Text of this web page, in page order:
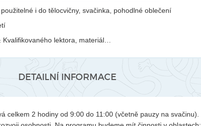
i do tělocvičny, svačinka, pohodlné oblečení
Kvalifikovaného lektora, materiál…
DETAILNÍ INFORMACE
celkem 2 hodiny od 9:00 do 11:00 (včetně pauzy na svačinu).